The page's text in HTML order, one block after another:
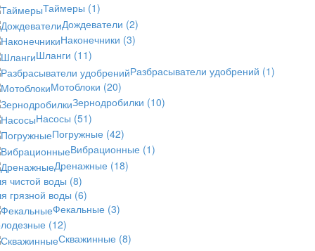
Таймеры (1)
Дождеватели (2)
Наконечники (3)
Шланги (11)
Разбрасыватели удобрений (1)
Мотоблоки (20)
Зернодробилки (10)
Насосы (51)
Погружные (42)
Вибрационные (1)
Дренажные (18)
чистой воды (8)
грязной воды (6)
Фекальные (3)
(12)
Скважинные (8)